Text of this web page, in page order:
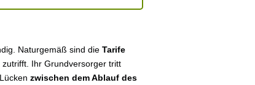
Naturgemäß sind die Tarife
Ihr Grundversorger tritt
zwischen dem Ablauf des